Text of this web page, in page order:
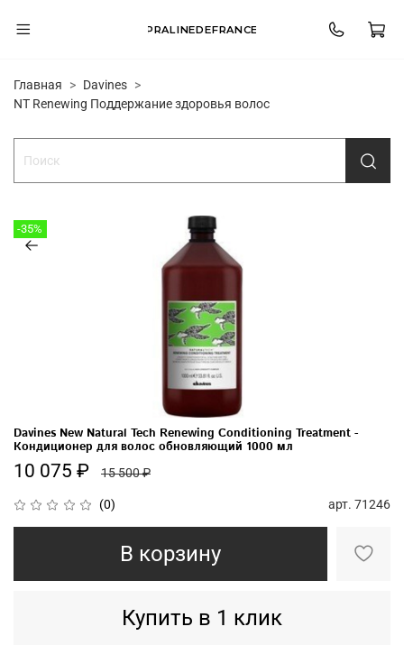
PRALINEDEFRANCE
Главная
Davines
NT Renewing Поддержание здоровья волос
-35%
(0) арт. 71246
Davines New Natural Tech Renewing Conditioning Treatment -
Кондиционер для волос обновляющий 1000 мл
10 075 ₽ 15 500 ₽
В корзину
Купить в 1 клик